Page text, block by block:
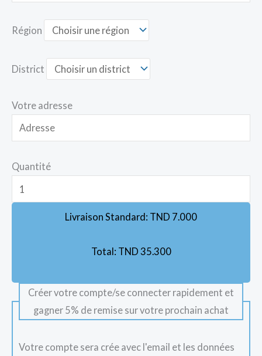
Région
District
Votre adresse
Quantité
Livraison Standard: TND 7.000
Total: TND 35.300
Créer votre compte/se connecter rapidement et
gagner 5% de remise sur votre prochain achat
Votre compte sera crée avec l'email et les données